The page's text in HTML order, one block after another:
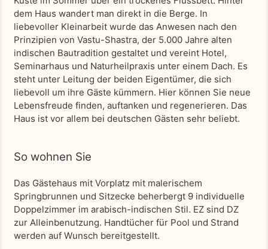
dem Haus wandert man direkt in die Berge. In
liebevoller Kleinarbeit wurde das Anwesen nach den
Prinzipien von Vastu-Shastra, der 5.000 Jahre alten
indischen Bautradition gestaltet und vereint Hotel,
Seminarhaus und Naturheilpraxis unter einem Dach. Es
steht unter Leitung der beiden Eigentümer, die sich
liebevoll um ihre Gäste kümmern. Hier können Sie neue
Lebensfreude finden, auftanken und regenerieren. Das
Haus ist vor allem bei deutschen Gästen sehr beliebt.
So wohnen Sie
Das Gästehaus mit Vorplatz mit malerischem
Springbrunnen und Sitzecke beherbergt 9 individuelle
Doppelzimmer im arabisch-indischen Stil. EZ sind DZ
zur Alleinbenutzung. Handtücher für Pool und Strand
werden auf Wunsch bereitgestellt.